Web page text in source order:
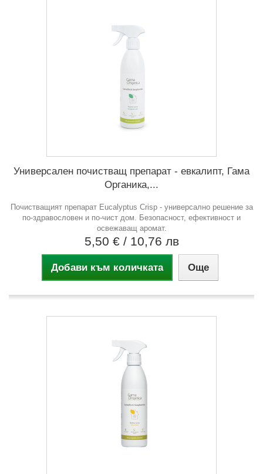
Универсален почистващ препарат - евкалипт, Гама
Органика,...
Почистващият препарат Eucalyptus Crisp - универсално решение за
по-здравословен и по-чист дом. Безопасност, ефективност и
освежаващ аромат.
5,50 € / 10,76 лв
Добави към количката Още